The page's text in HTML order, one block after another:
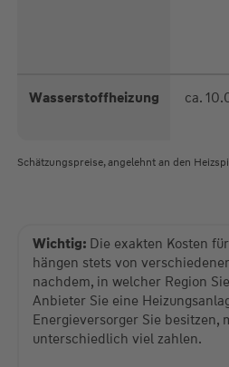
Wasserstoffheizung
ca.
Schätzungspreise, angelehnt an den
Wichtig: Die exakten Kosten
hängen stets von
nachdem, in welcher Region
Anbieter Sie eine
Energieversorger Sie besitzen,
unterschiedlich viel zahlen.